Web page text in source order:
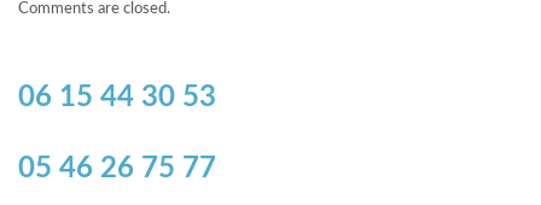
Comments are closed.
06 15 44 30 53
05 46 26 75 77